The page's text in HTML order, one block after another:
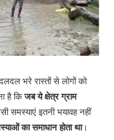
भरे रास्तों से लोगों को
है किजब ये क्षेत्र ग्राम
समस्याएं इतनी भयावह नहीं
का समाधान होता था।